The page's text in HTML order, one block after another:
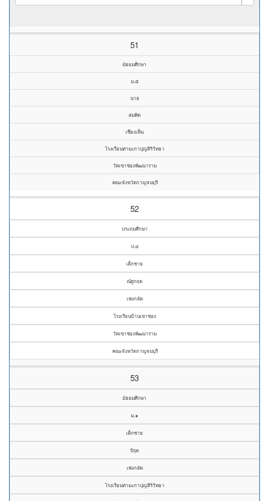
51
มัธยมศึกษา
ม.๕
นาย
สมคิด
เซี่ยงเห็น
โรงเรียนท่ามะกาปุญสิริวิทยา
วัดเขาช่องพัฒนาราม
คณะจังหวัดกาญจนบุรี
52
ประถมศึกษา
ป.๔
เด็กชาย
ณัฐกฤต
เพ่งกลัด
โรงเรียนบ้านเขาช่อง
วัดเขาช่องพัฒนาราม
คณะจังหวัดกาญจนบุรี
53
มัธยมศึกษา
ม.๑
เด็กชาย
นิรุต
เพ่งกลัด
โรงเรียนท่ามะกาปุญสิริวิทยา